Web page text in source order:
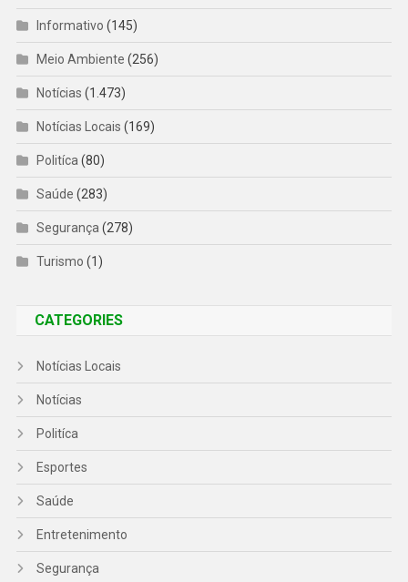
Informativo (145)
Meio Ambiente (256)
Notícias (1.473)
Notícias Locais (169)
Politíca (80)
Saúde (283)
Segurança (278)
Turismo (1)
CATEGORIES
Notícias Locais
Notícias
Politíca
Esportes
Saúde
Entretenimento
Segurança